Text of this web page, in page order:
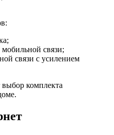
связи;
связи с усилением
выбор комплекта